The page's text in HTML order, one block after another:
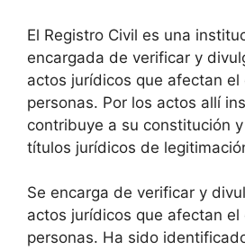
El Registro Civil es una
encargada de verificar y
actos jurídicos que afectan
personas. Por los actos allí
contribuye a su constitución
títulos jurídicos de
Se encarga de verificar y
actos jurídicos que afectan
personas. Ha sido